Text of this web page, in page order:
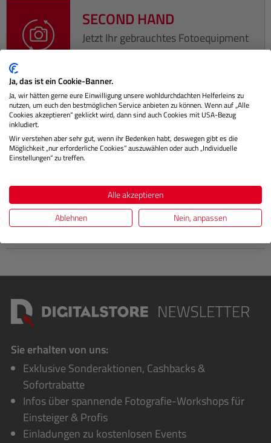
SECOND HAND
Jetzt Ihr gebrauchtes Fotoequipment
eintauschen!
Beschreibung
Die Advanced Holster S III ist eine praktische Holstertasche,
die speziell für eine Vollformat-Spiegelreflexkamera mit
Herstellerinformationen
Bewertungen
Sie erhalten von uns:
Exklusive Sonderaktionen, Cashbacks &
Sofortrabatte
Infos über spannende Fotografie-Workshops für
Einsteiger & Profis
Einladungen zu kostenlosen Events
Ja, das ist ein Cookie-Banner.
Ja, wir hätten gerne eure Einwilligung unsere wohldurchdachten Helferleins zu
nutzen, um euch den bestmöglichen Service anbieten zu können. Wenn auf „Alle
Cookies akzeptieren“ geklickt wird, dann sind auch Cookies mit USA-Bezug
inkludiert.
Wir verstehen aber sehr gut, wenn ihr Bedenken habt, deswegen gibt es die
Möglichkeit „nur erforderliche Cookies“ auszuwählen oder auch „Individuelle
Einstellungen“ zu treffen.
Alle akzeptieren
Ablehnen
Nein, anpassen